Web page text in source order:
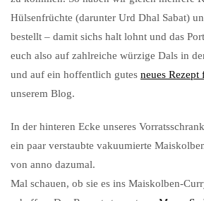
Hülsenfrüchte (darunter Urd Dhal Sabat)
bestellt – damit sichs halt lohnt und das
euch also auf zahlreiche würzige Dals in
und auf ein hoffentlich gutes neues
unserem Blog.
In der hinteren Ecke unseres
ein paar verstaubte vakuumierte
von anno dazumal.
Mal schauen, ob sie es ins Maiskolben-